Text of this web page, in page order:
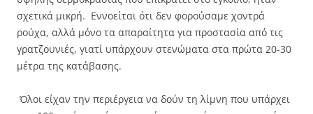
σχετικά μικρή. Εννοείται ότι δεν φορούσαμε χοντρά
ρούχα, αλλά μόνο τα απαραίτητα για προστασία από τις
γρατζουνιές, γιατί υπάρχουν στενώματα στα πρώτα 20-30
μέτρα της κατάβασης.
Όλοι είχαν την περιέργεια να δούν τη λίμνη που υπάρχει